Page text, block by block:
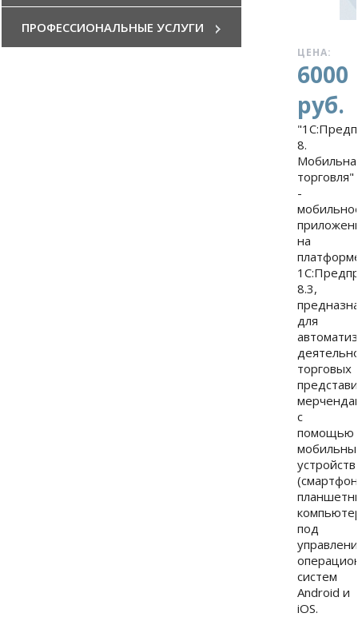
ПРОФЕССИОНАЛЬНЫЕ УСЛУГИ
ЦЕНА:
6000
руб.
8.
торговля"
-
на
8.3,
для
торговых
с
помощью
устройств
под
систем
Android и
iOS.